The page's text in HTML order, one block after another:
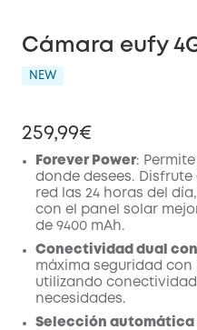
Cámara eufy 4G
NEW
259,99€
Forever Power:
donde desees.
red
las 24 horas del
con el panel solar
de 9400 mAh.
Conectividad dual con
máxima seguridad
utilizando conectividad
necesidades.
Selección automática